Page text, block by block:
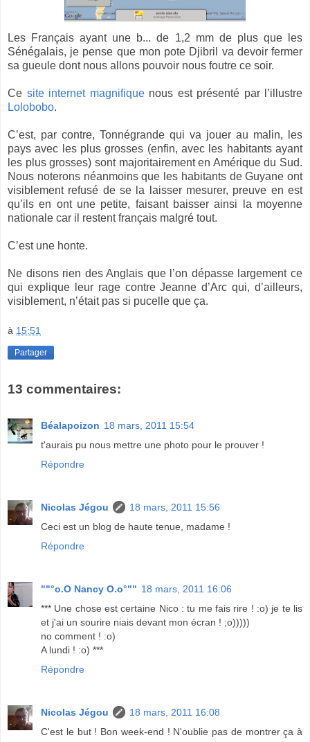
Les Français ayant une b... de 1,2 mm de plus que les
Sénégalais, je pense que mon pote Djibril va devoir fermer
sa gueule dont nous allons pouvoir nous foutre ce soir.
Ce site internet magnifiquenous est présenté par l’illustre
Lolobobo.
C’est, par contre, Tonnégrande qui va jouer au malin, les
pays avec les plus grosses (enfin, avec les habitants ayant
les plus grosses) sont majoritairement en Amérique du Sud.
Nous noterons néanmoins que les habitants de Guyane ont
visiblement refusé de se la laisser mesurer, preuve en est
qu’ils en ont une petite, faisant baisser ainsi la moyenne
nationale car il restent français malgré tout.
C’est une honte.
Ne disons rien des Anglais que l’on dépasse largement ce
qui explique leur rage contre Jeanne d’Arc qui, d’ailleurs,
visiblement, n’était pas si pucelle que ça.
à 15:51
Partager
13 commentaires:
Béalapoizon 18 mars, 2011 15:54
t'aurais pu nous mettre une photo pour le prouver !
Répondre
Nicolas Jégou
18 mars, 2011 15:56
Ceci est un blog de haute tenue, madame !
Répondre
""°o.O Nancy O.o°"" 18 mars, 2011 16:06
*** Une chose est certaine Nico : tu me fais rire ! :o) je te lis
et j'ai un sourire niais devant mon écran ! ;o)))))
no comment ! :o)
A lundi ! :o) ***
Répondre
Nicolas Jégou
18 mars, 2011 16:08
C'est le but ! Bon week-end ! N'oublie pas de montrer ça à